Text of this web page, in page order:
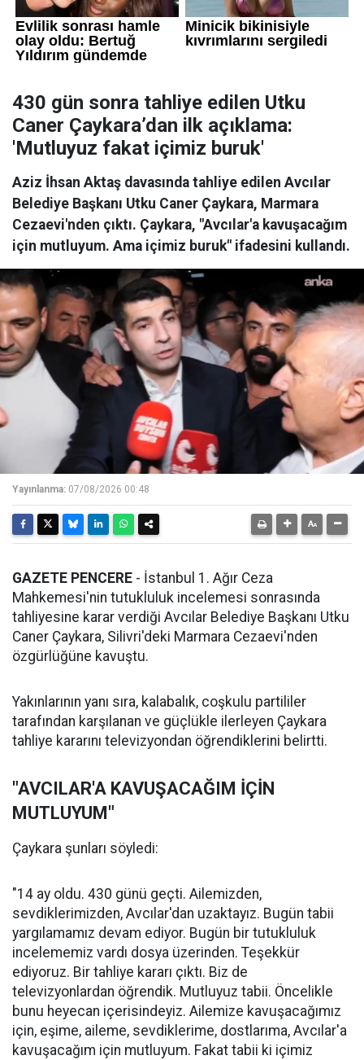
430 gün sonra tahliye edilen Utku
Caner Çaykara’dan ilk açıklama:
'Mutluyuz fakat içimiz buruk'
Aziz İhsan Aktaş davasında tahliye edilen Avcılar
Belediye Başkanı Utku Caner Çaykara, Marmara
Cezaevi'nden çıktı. Çaykara, "Avcılar'a kavuşacağım
için mutluyum. Ama içimiz buruk" ifadesini kullandı.
Yayınlanma: 07/08/2026 00:48
GAZETE PENCERE - İstanbul 1. Ağır Ceza
Mahkemesi'nin tutukluluk incelemesi sonrasında
tahliyesine karar verdiği Avcılar Belediye Başkanı Utku
Caner Çaykara, Silivri'deki Marmara Cezaevi'nden
özgürlüğüne kavuştu.
Yakınlarının yanı sıra, kalabalık, coşkulu partililer
tarafından karşılanan ve güçlükle ilerleyen Çaykara
tahliye kararını televizyondan öğrendiklerini belirtti.
"AVCILAR'A KAVUŞACAĞIM İÇİN
MUTLUYUM"
Çaykara şunları söyledi:
"14 ay oldu. 430 günü geçti. Ailemizden,
sevdiklerimizden, Avcılar'dan uzaktayız. Bugün tabii
yargılamamız devam ediyor. Bugün bir tutukluluk
incelememiz vardı dosya üzerinden. Teşekkür
ediyoruz. Bir tahliye kararı çıktı. Biz de
televizyonlardan öğrendik. Mutluyuz tabii. Öncelikle
bunu heyecan içerisindeyiz. Ailemize kavuşacağımız
için, eşime, aileme, sevdiklerime, dostlarıma, Avcılar'a
kavuşacağım için mutluyum. Fakat tabii ki içimiz